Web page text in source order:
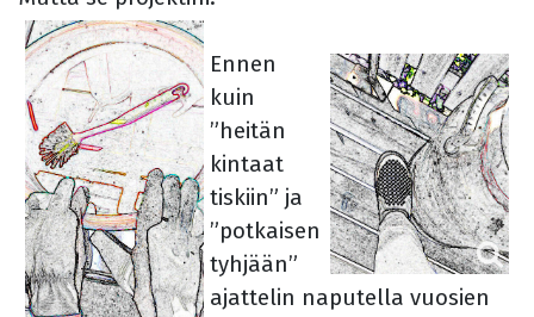
Ennen
kuin
”heitän
kintaat
tiskiin” ja
”potkaisen
tyhjään”
ajattelin naputella vuosien